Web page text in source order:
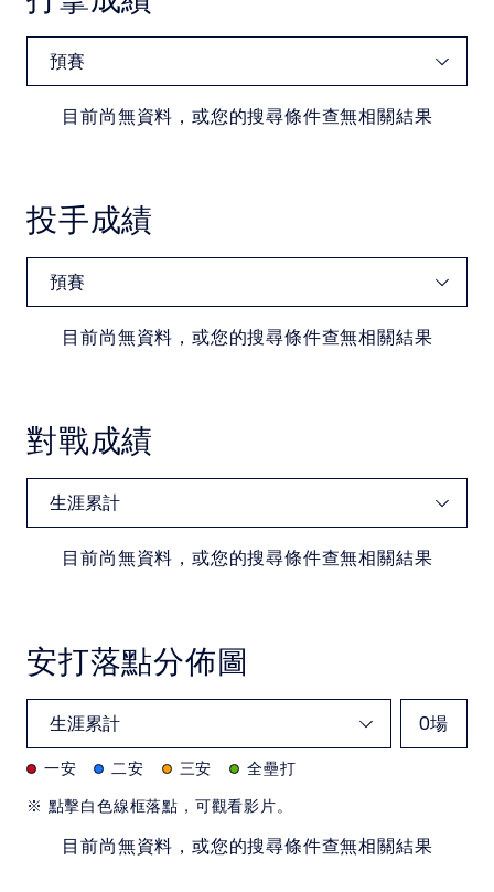
目前尚無資料，或您的搜尋條件查無相關結果
投手成績
目前尚無資料，或您的搜尋條件查無相關結果
對戰成績
目前尚無資料，或您的搜尋條件查無相關結果
安打落點分佈圖
0場
一安 二安 三安
全壘打
※ 點擊白色線框落點，可觀看影片。
目前尚無資料，或您的搜尋條件查無相關結果